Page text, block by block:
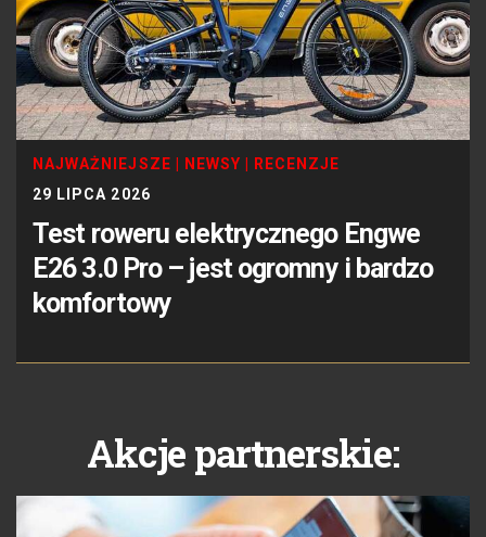
NAJWAŻNIEJSZE NEWSY
RECENZJE
29 LIPCA 2026
Test roweru elektrycznego Engwe
E26 3.0 Pro – jest ogromny i bardzo
komfortowy
Akcje partnerskie: